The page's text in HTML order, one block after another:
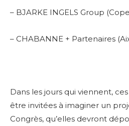
– BJARKE INGELS Group
– CHABANNE + Partenaires
Dans les jours qui viennent,
être invitées à imaginer un
Congrès, qu’elles devront